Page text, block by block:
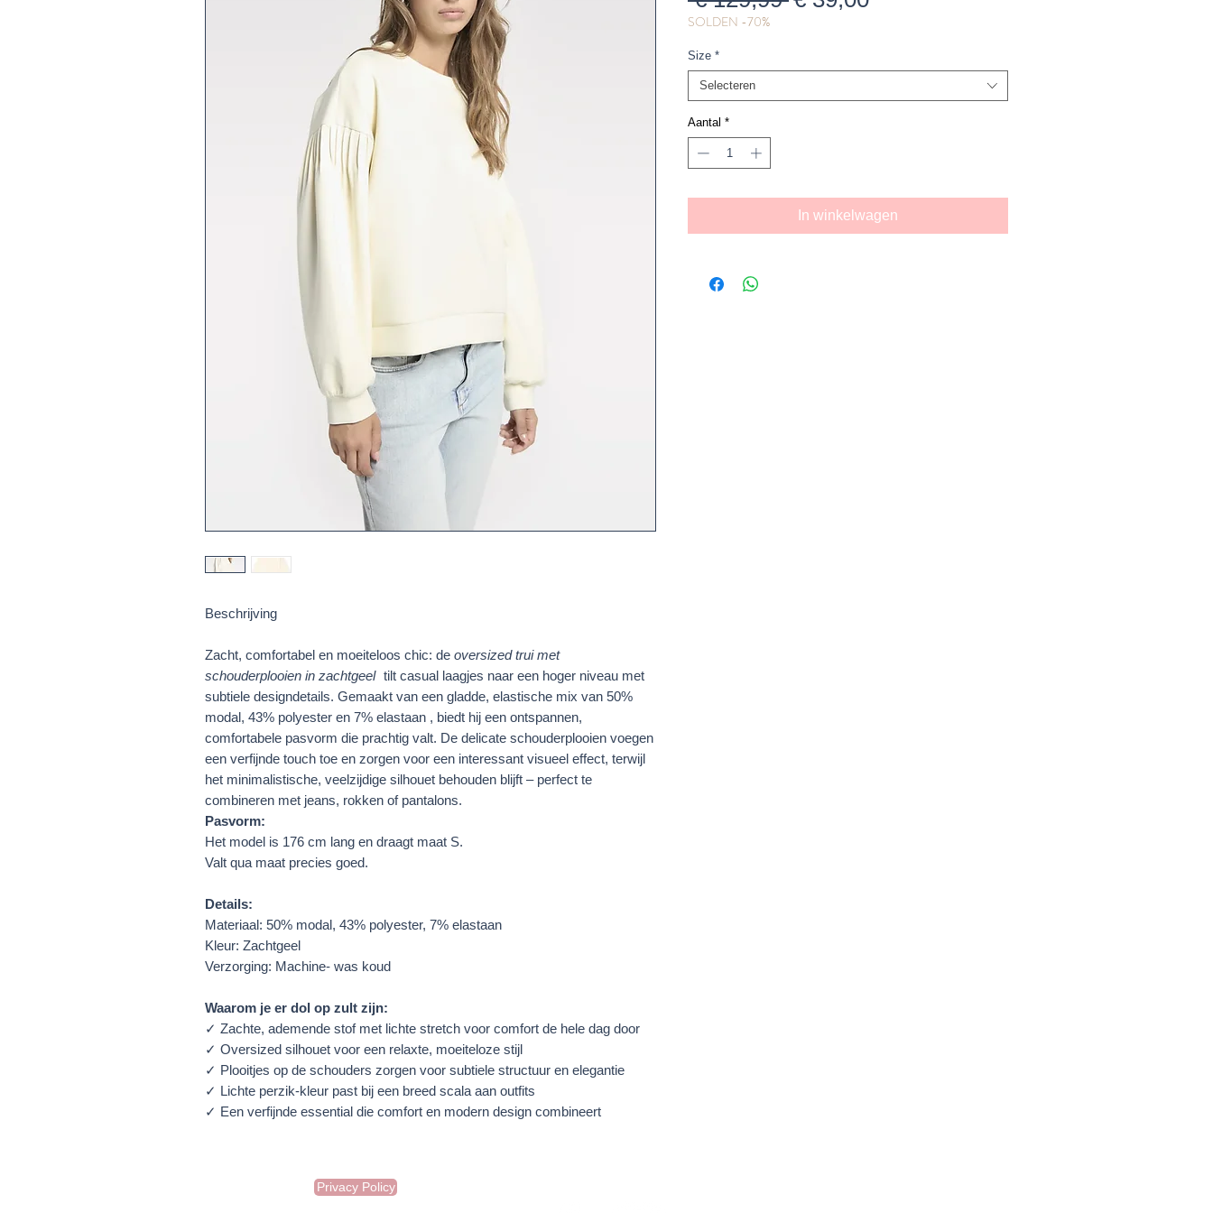
Beschrijving
Zacht, comfortabel en moeiteloos chic: de oversized trui met
schouderplooien in zachtgeel tilt casual laagjes naar een hoger niveau met
subtiele designdetails. Gemaakt van een gladde, elastische mix van 50%
modal, 43% polyester en 7% elastaan , biedt hij een ontspannen,
comfortabele pasvorm die prachtig valt. De delicate schouderplooien voegen
een verfijnde touch toe en zorgen voor een interessant visueel effect, terwijl
het minimalistische, veelzijdige silhouet behouden blijft – perfect te
combineren met jeans, rokken of pantalons.
Pasvorm:
Het model is 176 cm lang en draagt ​​maat S.
Valt qua maat precies goed.
Details:
Materiaal: 50% modal, 43% polyester, 7% elastaan
​​Kleur: Zachtgeel
Verzorging: Machine- was koud
Waarom je er dol op zult zijn:
✓ Zachte, ademende stof met lichte stretch voor comfort de hele dag door
✓ Oversized silhouet voor een relaxte, moeiteloze stijl
✓ Plooitjes op de schouders zorgen voor subtiele structuur en elegantie
✓ Lichte perzik-kleur past bij een breed scala aan outfits
✓ Een verfijnde essential die comfort en modern design combineert
SOLDEN -70%
Size *
Selecteren
Aantal *
In winkelwagen
Privacy Policy